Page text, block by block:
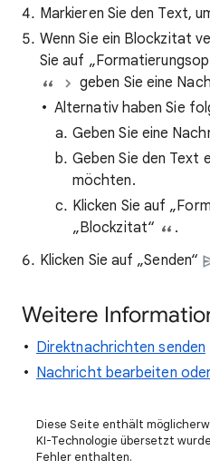
Markieren Sie den Text,
Wenn Sie ein Blockzitat
Sie auf
geben Sie eine
Alternativ haben Sie
Geben Sie eine
Geben Sie den Text
möchten.
Klicken Sie auf
„Blockzitat“
.
Klicken Sie auf „Senden“
Weitere
Direktnachrichten senden
Nachricht bearbeiten
Diese Seite enthält
KI-Technologie übersetzt
Fehler enthalten.